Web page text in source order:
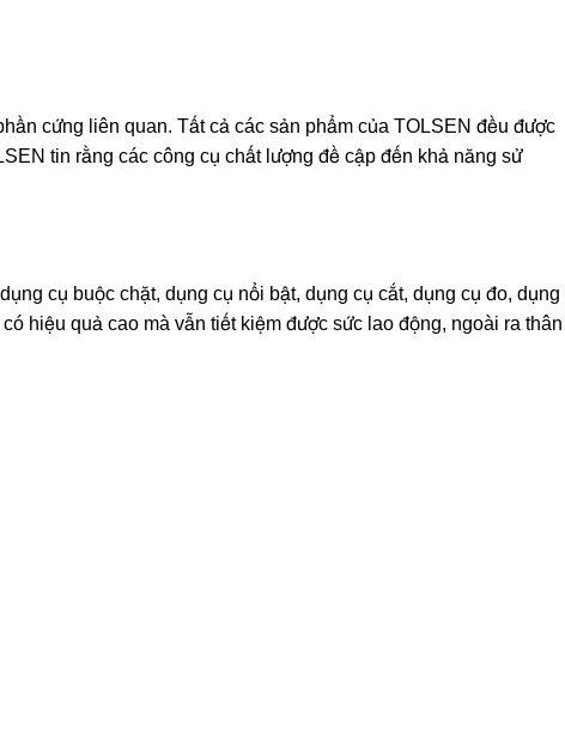
cứng liên quan. Tất cả các sản phẩm của TOLSEN đều được
tin rằng các công cụ chất lượng đề cập đến khả năng sử
cụ buộc chặt, dụng cụ nổi bật, dụng cụ cắt, dụng cụ đo, dụng
hiệu quả cao mà vẫn tiết kiệm được sức lao động, ngoài ra thân